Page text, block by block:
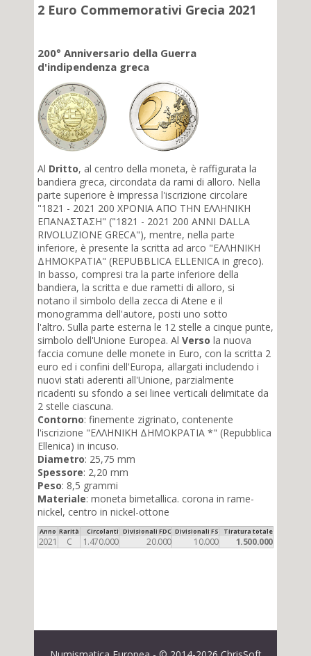
2 Euro Commemorativi Grecia 2021
200° Anniversario della Guerra
d'indipendenza greca
Al Dritto, al centro della moneta, è raffigurata la
bandiera greca, circondata da rami di alloro. Nella
parte superiore è impressa l'iscrizione circolare
"1821 - 2021 200 ΧΡΟΝΙΑ ΑΠΟ ΤΗΝ ΕΛΛΗΝΙΚΗ
ΕΠΑΝΑΣΤΑΣΗ" ("1821 - 2021 200 ANNI DALLA
RIVOLUZIONE GRECA"), mentre, nella parte
inferiore, è presente la scritta ad arco "ΕΛΛΗΝΙΚΗ
ΔΗΜΟΚΡΑΤΙΑ" (REPUBBLICA ELLENICA in greco).
In basso, compresi tra la parte inferiore della
bandiera, la scritta e due rametti di alloro, si
notano il simbolo della zecca di Atene e il
monogramma dell'autore, posti uno sotto
l'altro. Sulla parte esterna le 12 stelle a cinque punte,
simbolo dell'Unione Europea. Al Verso la nuova
faccia comune delle monete in Euro, con la scritta 2
euro ed i confini dell'Europa, allargati includendo i
nuovi stati aderenti all'Unione, parzialmente
ricadenti su sfondo a sei linee verticali delimitate da
2 stelle ciascuna.
Contorno: finemente zigrinato, contenente
l'iscrizione "ΕΛΛΗΝΙΚΗ ΔΗΜΟΚΡΑΤΙΑ *" (Repubblica
Ellenica) in incuso.
Diametro: 25,75 mm
Spessore: 2,20 mm
Peso: 8,5 grammi
Materiale: moneta bimetallica. corona in rame-
nickel, centro in nickel-ottone
Anno Rarità Circolanti Divisionali FDC Divisionali FS Tiratura totale
2021 C 1.470.000 20.000 10.000 1.500.000